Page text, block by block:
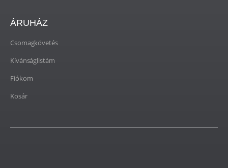
ÁRUHÁZ
Csomagkövetés
Kívánságlistám
Fiókom
Kosár